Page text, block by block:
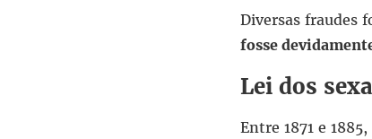
Diversas fraudes
fosse
Lei dos
Entre 1871 e